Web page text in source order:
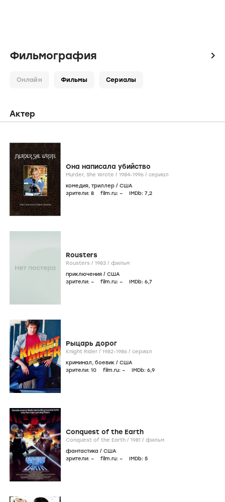
Фильмография icon
Онлайн Фильмы Сериалы
Актер
Она написала убийство
Murder, She Wrote / 1984-1996 / сериал
комедия, триллер / США
зрители: 8 film.ru: – IMDb: 7,2
Rousters
Rousters / 1983 / фильм
приключения / США
зрители: – film.ru: – IMDb: 6,7
Рыцарь дорог
Knight Rider / 1982-1986 / сериал
криминал, боевик / США
зрители: 10 film.ru: – IMDb: 6,9
Conquest of the Earth
Conquest of the Earth / 1981 / фильм
фантастика / США
зрители: – film.ru: – IMDb: 5